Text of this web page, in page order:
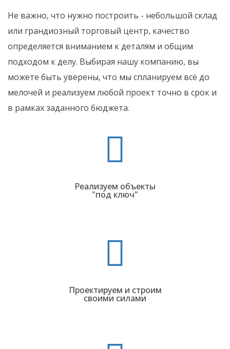
Не важно, что нужно построить - небольшой склад
или грандиозный торговый центр, качество
определяется вниманием к деталям и общим
подходом к делу. Выбирая нашу компанию, вы
можете быть уверены, что мы спланируем всё до
мелочей и реализуем любой проект точно в срок и
в рамках заданного бюджета.
Реализуем объекты
"под ключ"
Проектируем и строим
своими силами